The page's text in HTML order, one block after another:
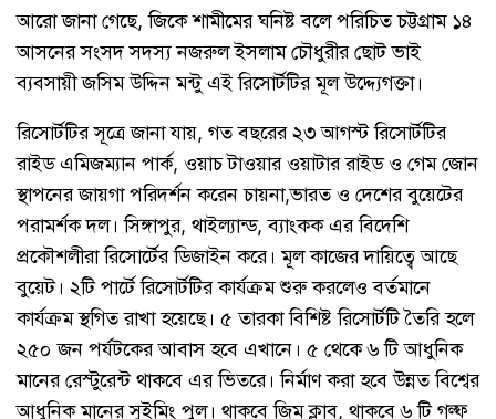
আরো জানা গেছে, জিকে শামীমের ঘনিষ্ট বলে পরিচিত চট্টগ্রাম ১৪
আসনের সংসদ সদস্য নজরুল ইসলাম চৌধুরীর ছোট ভাই
ব্যবসায়ী জসিম উদ্দিন মন্টু এই রিসোর্টটির মূল উদ্দ্যেগক্তা।
রিসোর্টটির সূত্রে জানা যায়, গত বছরের ২৩ আগস্ট রিসোর্টটির
রাইড এমিজম্যান পার্ক, ওয়াচ টাওয়ার ওয়াটার রাইড ও গেম জোন
স্থাপনের জায়গা পরিদর্শন করেন চায়না,ভারত ও দেশের বুয়েটের
পরামর্শক দল। সিঙ্গাপুর, থাইল্যান্ড, ব্যাংকক এর বিদেশি
প্রকৌশলীরা রিসোর্টের ডিজাইন করে। মূল কাজের দায়িত্বে আছে
বুয়েট। ২টি পার্টে রিসোর্টটির কার্যক্রম শুরু করলেও বর্তমানে
কার্যক্রম স্থগিত রাখা হয়েছে। ৫ তারকা বিশিষ্ট রিসোর্টটি তৈরি হলে
২৫০ জন পর্যটকের আবাস হবে এখানে। ৫ থেকে ৬ টি আধুনিক
মানের রেস্টুরেন্ট থাকবে এর ভিতরে। নির্মাণ করা হবে উন্নত বিশ্বের
আধুনিক মানের সুইমিং পুল। থাকবে জিম ক্লাব, থাকবে ৬ টি গল্ফ